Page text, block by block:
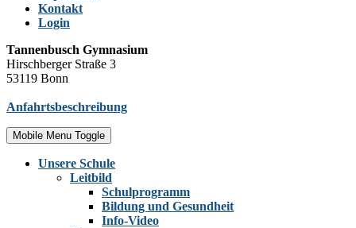
Kontakt
Login
Tannenbusch Gymnasium
Hirschberger Straße 3
53119 Bonn
Anfahrtsbeschreibung
Mobile Menu Toggle
Unsere Schule
Leitbild
Schulprogramm
Bildung und Gesundheit
Info-Video